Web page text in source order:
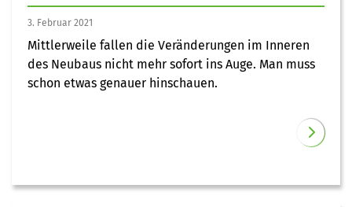
3. Februar 2021
Mittlerweile fallen die Veränderungen im Inneren
des Neubaus nicht mehr sofort ins Auge. Man muss
schon etwas genauer hinschauen.